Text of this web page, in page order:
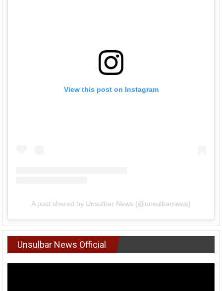
View this post on Instagram
A post shared by Unsulbar News (@unsulbarnews)
Unsulbar News Official